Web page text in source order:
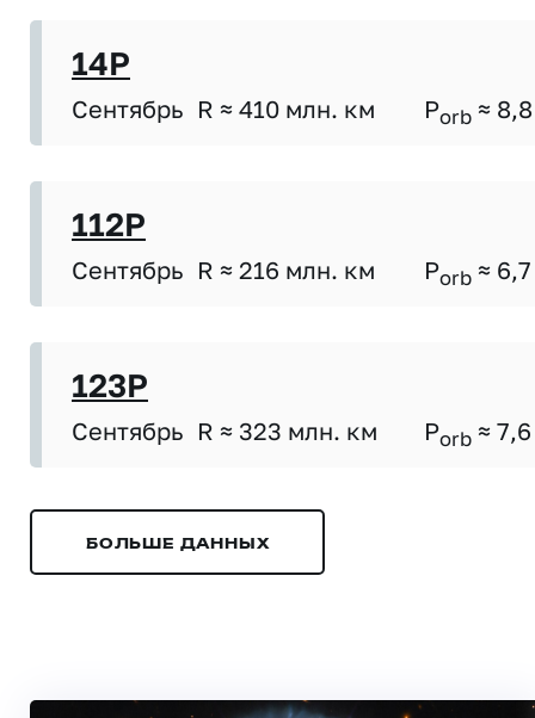
14P
Сентябрь R ≈ 410 млн. км Porb ≈ 8,8
112P
Сентябрь R ≈ 216 млн. км Porb ≈ 6,7
123P
Сентябрь R ≈ 323 млн. км Porb ≈ 7,6
БОЛЬШЕ ДАННЫХ